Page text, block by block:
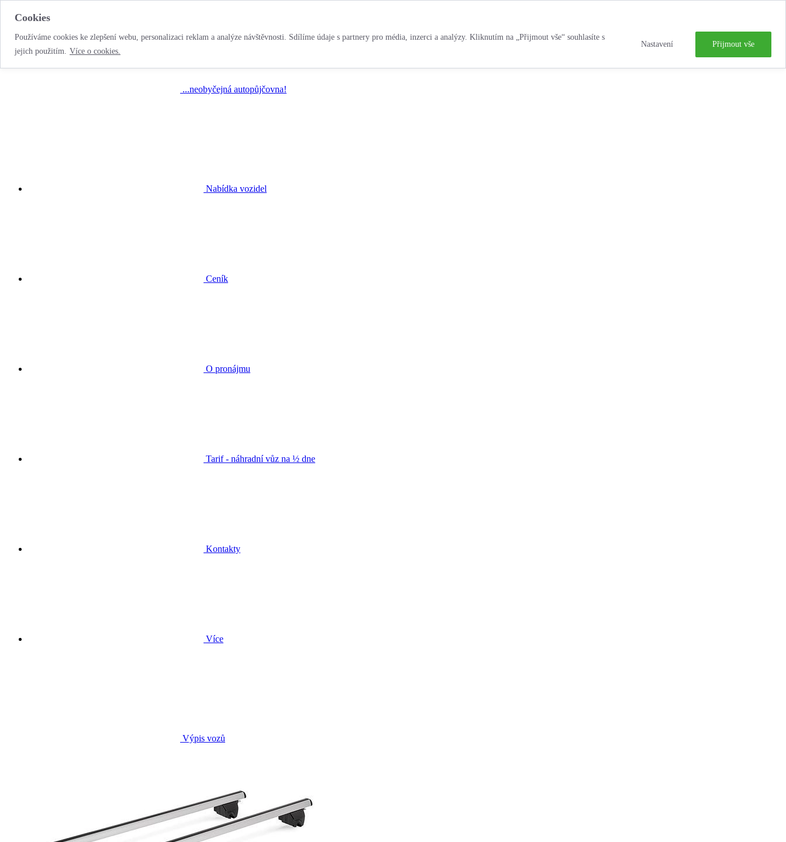
Cookies
Používáme cookies ke zlepšení webu, personalizaci reklam a analýze návštěvnosti. Sdílíme údaje s partnery pro média, inzerci a analýzy. Kliknutím na „Přijmout vše“ souhlasíte s
jejich použitím. Více o cookies.
Nastavení Přijmout vše
...neobyčejná autopůjčovna!
Nabídka vozidel
Ceník
O pronájmu
Tarif - náhradní vůz na ½ dne
Kontakty
Více
Výpis vozů